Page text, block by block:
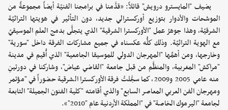
يضيف "المايسترو درويش" قائلاً: «قدَّمنا في برامجنا الفنيّة أيضاً مجموعةً من
الموشحات والأدوار بتوزيع أوركسترالي جديد، دون التأثير في هويتها التراثيّة
الشرقيّة، وهذا جوهرُ عمل "الأوركسترا الشرقية" الذي يتجلَّى بدمج العلم الموسيقيّ
مع الهوية التراثيّة. وذلك كلُّه عكسناه في جميع مشاركات الفرقة داخل "سورية"
وخارجها، ومن أهمِّها "المهرجان الدولي للموسيقا الجامعية" الذي أُقيم في مدينة
"مراكش" المغربية، والمنظَّم من قبل جامعة "القاضي عياض"، وشاركنا في دورتينِ
منه عامي 2005 و2009، كما سجَّلتْ فرقة الأوركسترا الشرقية حضوراً في "مؤتمر
ومهرجان الفن العربي المعاصر السابع" والذي أقامته "كلية الفنون الجميلة" التابعة
لجامعة "اليرموك الخاصة" في "المملكة الأردنية عام "2010"».